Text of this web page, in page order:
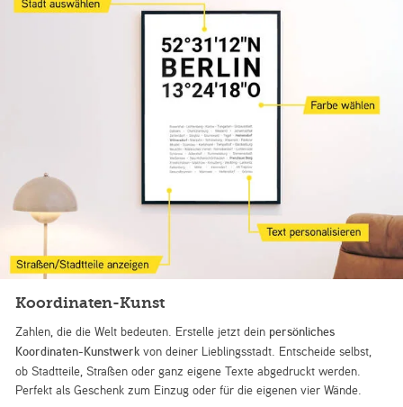
Koordinaten-Kunst
Zahlen, die die Welt bedeuten. Erstelle jetzt dein persönliches
Koordinaten-Kunstwerk von deiner Lieblingsstadt. Entscheide selbst,
ob Stadtteile, Straßen oder ganz eigene Texte abgedruckt werden.
Perfekt als Geschenk zum Einzug oder für die eigenen vier Wände.